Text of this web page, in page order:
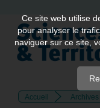
Quick
jump
page
Main
Accueil Archives
Ce site web utilise
pour analyser le
naviguer sur ce site,